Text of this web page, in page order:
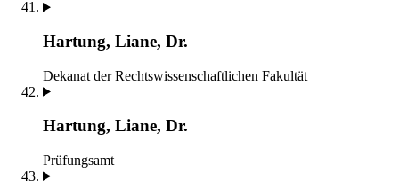
Hartung, Liane, Dr.
Dekanat der Rechtswissenschaftlichen Fakultät
Hartung, Liane, Dr.
Prüfungsamt